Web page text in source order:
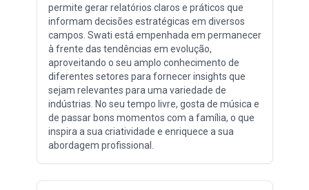
permite gerar relatórios claros e práticos que
informam decisões estratégicas em diversos
campos. Swati está empenhada em permanecer
à frente das tendências em evolução,
aproveitando o seu amplo conhecimento de
diferentes setores para fornecer insights que
sejam relevantes para uma variedade de
indústrias. No seu tempo livre, gosta de música e
de passar bons momentos com a família, o que
inspira a sua criatividade e enriquece a sua
abordagem profissional.